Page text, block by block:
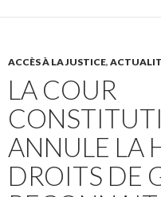
ACCÈS À LA JUSTICE,
LA COUR
ANNULE LA
DROITS DE